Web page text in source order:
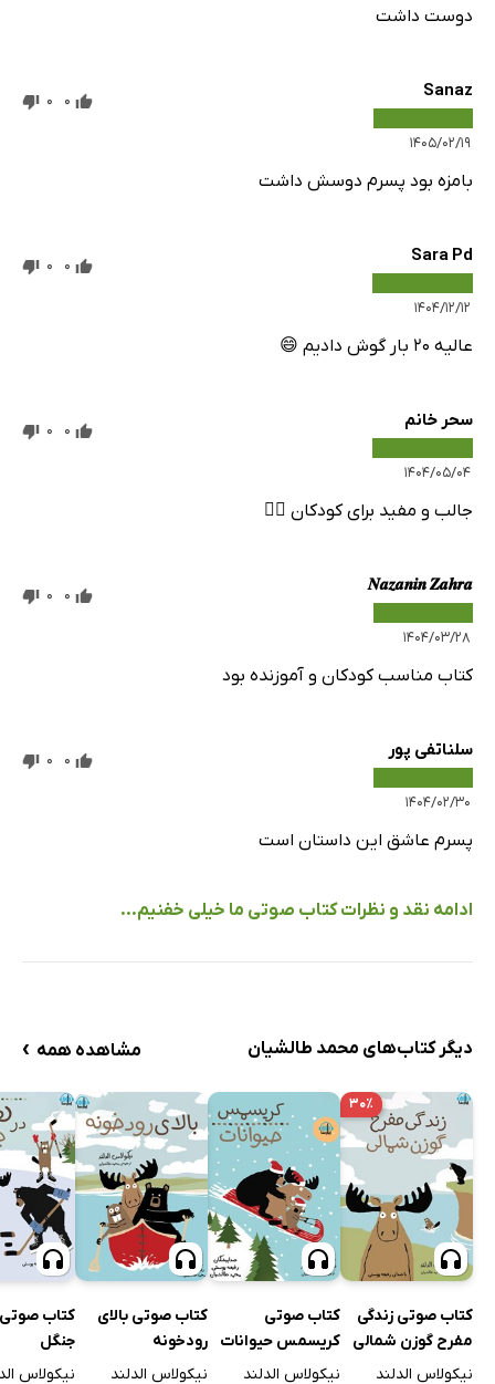
دوست داشت
Sanaz
۱۴۰۵/۰۲/۱۹
0
0
بامزه بود پسرم دوسش داشت
Sara Pd
۱۴۰۴/۱۲/۱۲
0
0
عالیه ۲۰ بار گوش دادیم 😄
سحر خانم
۱۴۰۴/۰۵/۰۴
0
0
جالب و مفید برای کودکان 👌🏻
𝑵𝒂𝒛𝒂𝒏𝒊𝒏 𝒁𝒂𝒉𝒓𝒂
۱۴۰۴/۰۳/۲۸
0
0
کتاب مناسب کودکان و آموزنده بود
سلناتفی پور
۱۴۰۴/۰۲/۳۰
0
0
پسرم عاشق این داستان است
ادامه نقد و نظرات کتاب صوتی ما خیلی خفنیم...
دیگر کتاب‌های محمد طالشیان مشاهده همه ›
۳۰٪
کتاب صوتی زندگی
مفرح گوزن شمالی
نیکولاس الدلند
کتاب صوتی
کریسمس حیوانات
نیکولاس الدلند
کتاب صوتی بالای
رودخونه
نیکولاس الدلند
کتاب
جنگل
نیکولاس